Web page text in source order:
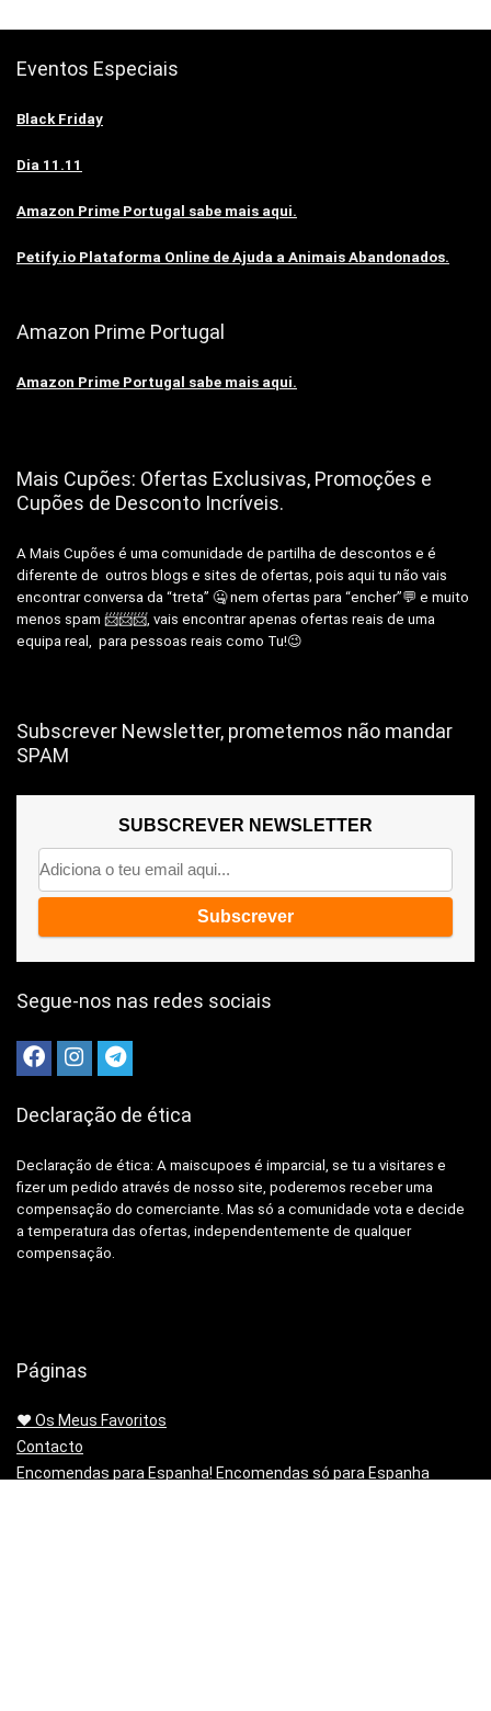
Eventos Especiais
Black Friday
Dia 11.11
Amazon Prime Portugal sabe mais aqui.
Petify.io Plataforma Online de Ajuda a Animais Abandonados.
Amazon Prime Portugal
Amazon Prime Portugal sabe mais aqui.
Mais Cupões: Ofertas Exclusivas, Promoções e
Cupões de Desconto Incríveis.
A Mais Cupões é uma comunidade de partilha de descontos e é
diferente de outros blogs e sites de ofertas, pois aqui tu não vais
encontrar conversa da “treta” 🤐 nem ofertas para “encher”💬 e muito
menos spam 📨📨📨, vais encontrar apenas ofertas reais de uma
equipa real, para pessoas reais como Tu!😉
Subscrever Newsletter, prometemos não mandar
SPAM
SUBSCREVER NEWSLETTER
Segue-nos nas redes sociais
Declaração de ética
Declaração de ética: A maiscupoes é imparcial, se tu a visitares e
fizer um pedido através de nosso site, poderemos receber uma
compensação do comerciante. Mas só a comunidade vota e decide
a temperatura das ofertas, independentemente de qualquer
compensação.
Páginas
❤️ Os Meus Favoritos
Contacto
Encomendas para Espanha! Encomendas só para Espanha